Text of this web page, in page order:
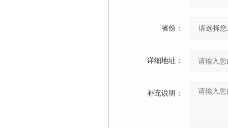
省份：
详细地址：
补充说明：